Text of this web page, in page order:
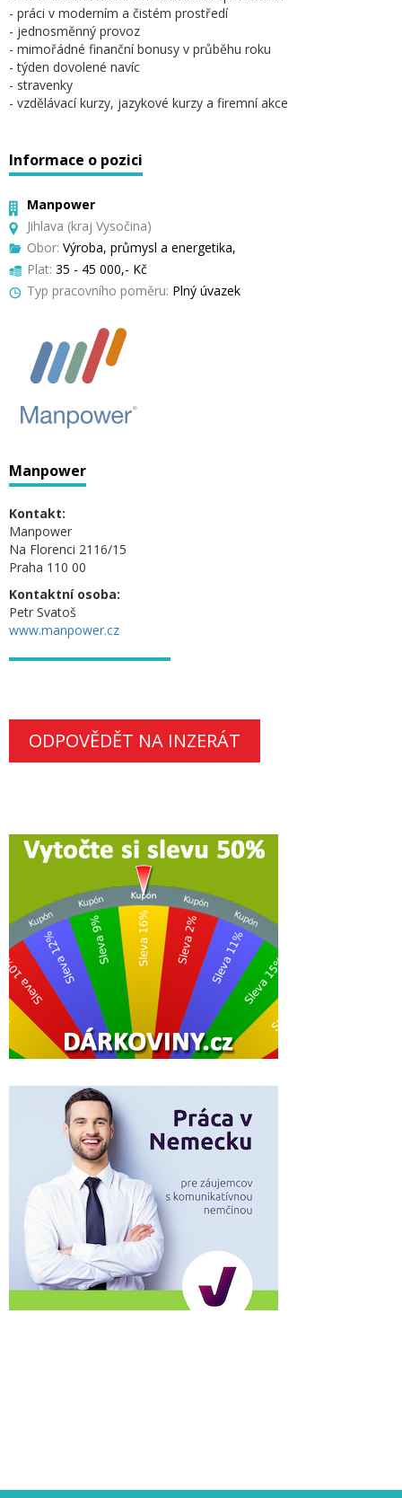
- práci v moderním a čistém prostředí
- jednosměnný provoz
- mimořádné finanční bonusy v průběhu roku
- týden dovolené navíc
- stravenky
- vzdělávací kurzy, jazykové kurzy a firemní akce
Informace o pozici
Manpower
Jihlava (kraj Vysočina)
Obor: Výroba, průmysl a energetika,
Plat: 35 - 45 000,- Kč
Typ pracovního poměru: Plný úvazek
Manpower
Kontakt:
Manpower
Na Florenci 2116/15
Praha 110 00
Kontaktní osoba:
Petr Svatoš
www.manpower.cz
ODPOVĚDĚT NA INZERÁT